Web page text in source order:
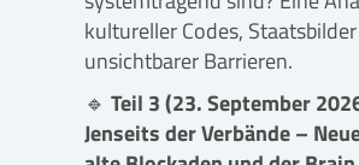
kultureller Codes,
unsichtbarer Barrieren.
🔹Teil 3 (23. September
Jenseits der Verbände –